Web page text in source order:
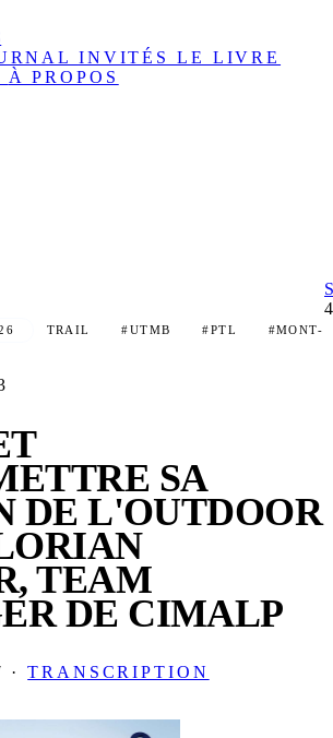
INVITÉSLE LIVRE
À PROPOS
TRAIL #UTMB #PTL
#MONT-
SA
DE L'OUTDOOR
TEAM
DE CIMALP
·TRANSCRIPTION